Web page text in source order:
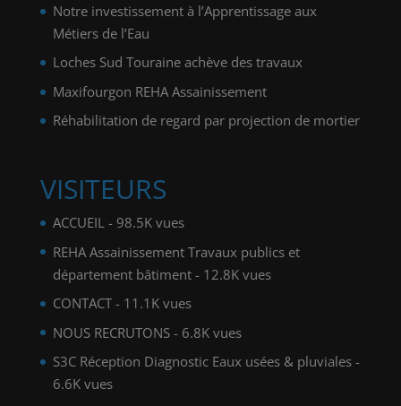
Notre investissement à l’Apprentissage aux
Métiers de l’Eau
Loches Sud Touraine achève des travaux
Maxifourgon REHA Assainissement
Réhabilitation de regard par projection de mortier
VISITEURS
ACCUEIL- 98.5K vues
REHA Assainissement Travaux publics et
département bâtiment- 12.8K vues
CONTACT- 11.1K vues
NOUS RECRUTONS- 6.8K vues
S3C Réception Diagnostic Eaux usées & pluviales-
6.6K vues